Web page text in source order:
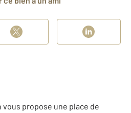
vous propose une place de